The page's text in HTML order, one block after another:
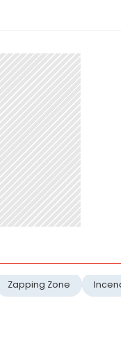
Zapping Zone